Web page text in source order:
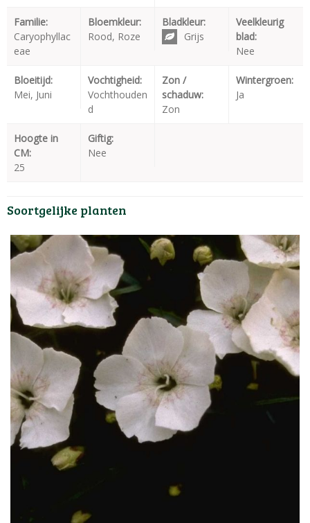
Familie:
Caryophyllac
eae
Bloemkleur:
Rood, Roze
Bladkleur:
Grijs
Veelkleurig
blad:
Nee
Bloeitijd:
Mei, Juni
Vochtigheid:
Vochthouden
d
Zon /
schaduw:
Zon
Wintergroen:
Ja
Hoogte in
CM:
25
Giftig:
Nee
Soortgelijke planten